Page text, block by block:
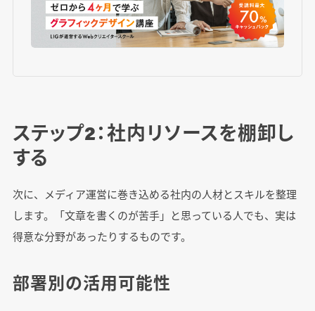
ステップ2：社内リソースを棚卸し
する
次に、メディア運営に巻き込める社内の人材とスキルを整理
します。「文章を書くのが苦手」と思っている人でも、実は
得意な分野があったりするものです。
部署別の活用可能性